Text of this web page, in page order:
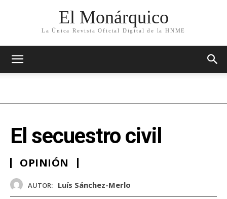
El Monárquico
La Única Revista Oficial Digital de la HNME
El secuestro civil
OPINIÓN
AUTOR: Luís Sánchez-Merlo